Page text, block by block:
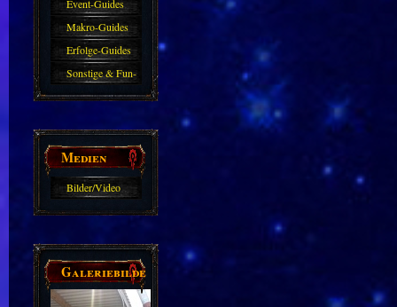
Event-Guides
Makro-Guides
Erfolge-Guides
Sonstige & Fun-
Guides
Medien
Bilder/Video
Galeriebilder